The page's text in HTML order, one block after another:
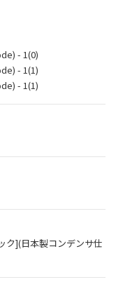
- 1(0)
- 1(1)
- 1(1)
ク](日本製コンデンサ仕